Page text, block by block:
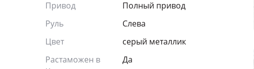
Привод
Полный привод
Руль
Слева
Цвет
серый металлик
Растаможен в
Да